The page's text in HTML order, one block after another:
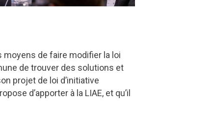
de faire modifier la loi
de trouver des solutions et
projet de loi d’initiative
d’apporter à la LIAE, et qu’il